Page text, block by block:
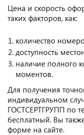
Цена и скорость
таких факторов, как:
количество
доступность
наличие полного
моментов.
Для получения
индивидуальном
ГОСТСЕРТГРУПП по
бесплатный. Вы
форме на сайте.